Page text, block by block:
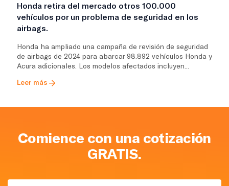
Honda retira del mercado otros 100.000
vehículos por un problema de seguridad en los
airbags.
Honda ha ampliado una campaña de revisión de seguridad
de airbags de 2024 para abarcar 98.892 vehículos Honda y
Acura adicionales. Los modelos afectados incluyen...
Leer más
Comience con una cotización
GRATIS.